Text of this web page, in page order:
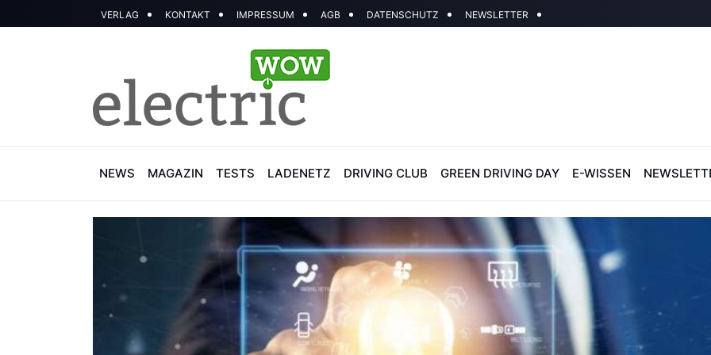
VERLAG KONTAKT IMPRESSUM AGB DATENSCHUTZ NEWSLETTER
NEWS MAGAZIN TESTS LADENETZ DRIVING CLUB GREEN DRIVING DAY E-WISSEN